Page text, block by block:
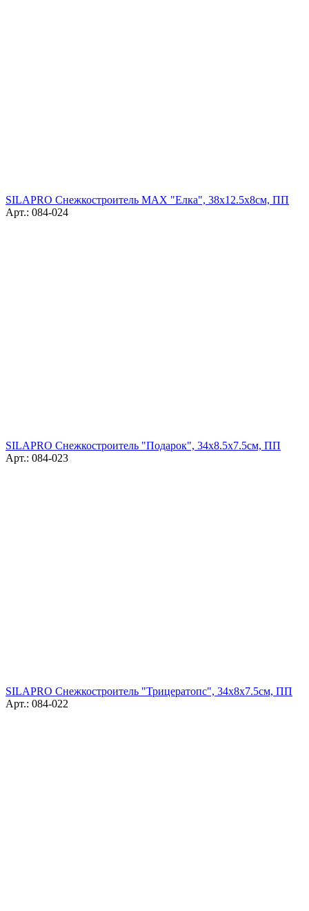
SILAPRO Снежкостроитель MAX "Елка", 38х12.5х8см, ПП
Арт.: 084-024
SILAPRO Снежкостроитель "Подарок", 34х8.5х7.5см, ПП
Арт.: 084-023
SILAPRO Снежкостроитель "Трицератопс", 34х8х7.5см, ПП
Арт.: 084-022